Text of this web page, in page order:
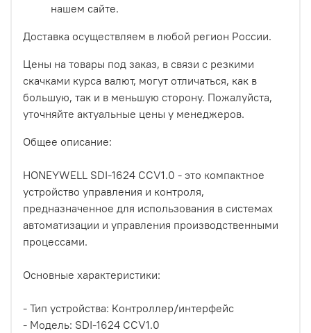
нашем сайте.
Доставка осуществляем в любой регион России.
Цены на товары под заказ, в связи с резкими
скачками курса валют, могут отличаться, как в
большую, так и в меньшую сторону. Пожалуйста,
уточняйте актуальные цены у менеджеров.
Общее описание:
HONEYWELL SDI-1624 CCV1.0 - это компактное
устройство управления и контроля,
предназначенное для использования в системах
автоматизации и управления производственными
процессами.
Основные характеристики:
- Тип устройства: Контроллер/интерфейс
- Модель: SDI-1624 CCV1.0